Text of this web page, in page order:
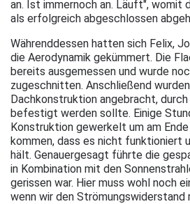
an. Ist immernoch an. Läuft", womit
als erfolgreich abgeschlossen
Währenddessen hatten sich Felix,
die Aerodynamik gekümmert. Die
bereits ausgemessen und wurde
zugeschnitten. Anschließend
Dachkonstruktion angebracht,
befestigt werden sollte. Einige
Konstruktion gewerkelt um am
kommen, dass es nicht funktioniert
hält. Genauergesagt führte die
in Kombination mit den
gerissen war. Hier muss wohl noch
wenn wir den Strömungswiderstand